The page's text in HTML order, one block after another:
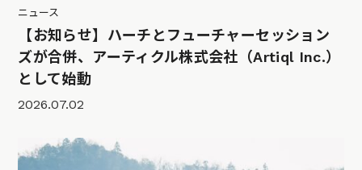
ニュース
【お知らせ】ハーチとフューチャーセッション
ズが合併、アーティクル株式会社（Artiql Inc.）
として始動
2026.07.02